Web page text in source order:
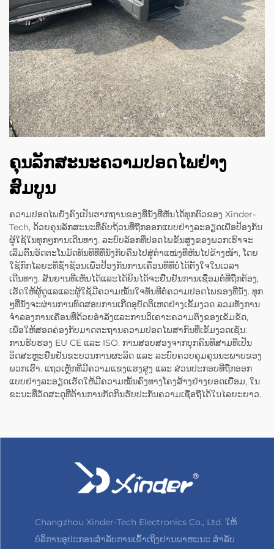
ຄຸນລັກສະນະຄວາມປອດໄພຢ່າງ
ສົມບູນ
ຄວາມປອດໄພຍັງຄົງເປັນຮາກຖານຂອງທີ່ນັ່ງທີ່ຫັນໄດ້ທຸກຕົວຂອງ Xinder-
Tech, ດ້ວຍຄຸນລັກສະນະທີ່ຄົບຖ້ວນທີ່ຖືກອອກແບບຢ່າງລະອຽດເພື່ອປ້ອງກັນ
ຜູ້ໃຊ້ໃນທຸກໆການເດີນທາງ. ລະບົບລັອກທີ່ປອດໄພຂັ້ນສູງຂອງພວກເຮົາຈະ
ເລີ່ມຕົ້ນອັດຕະໂນມັດທັນທີທີ່ທີ່ນັ່ງກັບຄືນໄປສູ່ຕຳແໜ່ງທີ່ຫັນໄປຂ້າງໜ້າ, ໂດຍ
ໃຊ້ກົກໄລຍະທີ່ຊ້ຳຊ້ອນເພື່ອປ້ອງກັນການເຄື່ອນທີ່ທີ່ບໍ່ໄດ້ຕັ້ງໃຈໃນເວລາ
ເດີນທາງ. ສັນຍານທີ່ເຫັນໄດ້ແລະໄດ້ຍິນໄດ້ຈະຢືນຢັນການເຊື່ອມຕໍ່ທີ່ຖືກຕ້ອງ,
ເຮັດໃຫ້ຜູ້ດູແລແລະຜູ້ໃຊ້ມີຄວາມໝັ້ນໃຈທັນທີຕໍ່ຄວາມປອດໄພຂອງທີ່ນັ່ງ. ທຸກ
ໆທີ່ນັ່ງຈະຜ່ານການທົດສອບການເກີດອຸບັດຕິເຫດຢ່າງເຂັ້ມງວດ ລວມທັງການ
ຈຳລອງການເຄື່ອນທີ່ດ້ວຍອຳລັງແລະການວິເຄາະຄວາມຕຶງຂອງເຂັມຂັດ,
ເພື່ອໃຫ້ສອດຄ່ອງກັບມາດຕະຖານຄວາມປອດໄພສາກົນທີ່ເຂັ້ມງວດເຊັ່ນ:
ການຮັບຮອງ EU CE ແລະ ISO. ການສອບສອງຈາກບຸກຄົນທີສາມທີ່ເປັນ
ອິດສະຫຼະຢືນຢັນຂະບວນການຜະລິດ ແລະ ລະບົບຄວບຄຸມຄຸນນະພາບຂອງ
ພວກເຮົາ. ແຖວເຫຼັກທີ່ມີຄວາມແຂງແຮງສູງ ແລະ ສ່ວນປະກອບທີ່ຖືກອອກ
ແບບຢ່າງລະອຽດເຮັດໃຫ້ມີຄວາມໝັ້ນຄົງທາງໂຄງສ້າງຢ່າງຍອດເຍື່ອມ, ໃນ
ຂະນະທີ່ວັດສະດຸທີ່ຕ້ານການກັດກິນຮັບປະກັນຄວາມເຊື່ອຖືໄດ້ໃນໄລຍະຍາວ.
Changzhou Xinder-Tech Electronics Co., Ltd. ໃຫ້
ບໍລິການອຸປະກອນສຳລັບການເຂົ້າເຖິງຢານພາຫະນະ ສຳລັບ